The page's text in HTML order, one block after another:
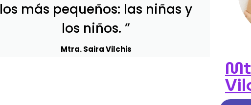
los más pequeños: las niñas y
los niños. ”
Mtra. Saira Vilchis​​